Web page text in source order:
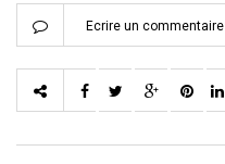
Ecrire un commentaire